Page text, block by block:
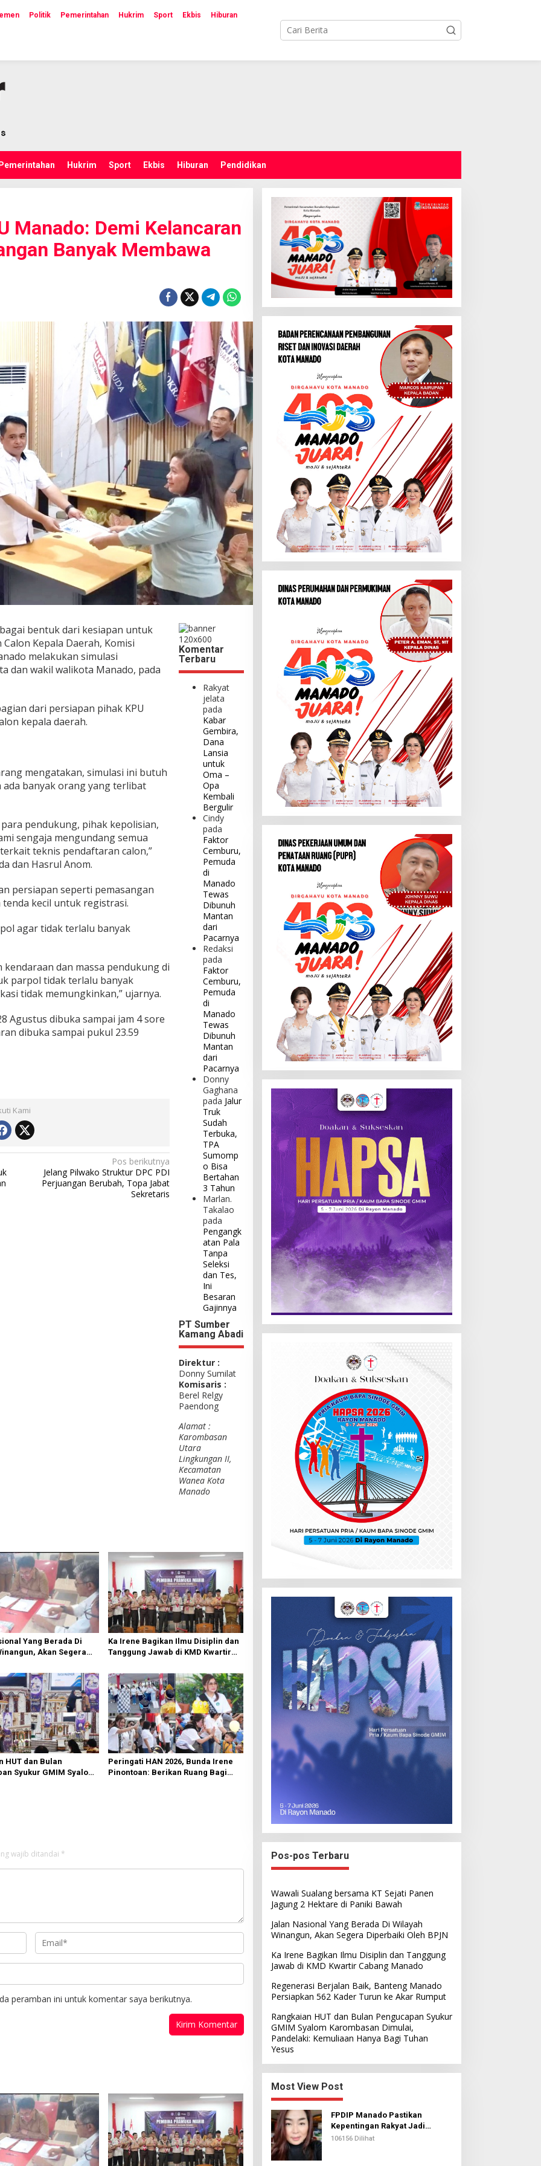
Politik Pemerintahan Hukrim Sport Ekbis Hiburan
Pemerintahan Hukrim Sport Ekbis Hiburan Pendidikan
Manado: Demi Kelancaran
Banyak Membawa
bentuk dari kesiapan untuk
Kepala Daerah, Komisi
melakukan simulasi
dan wakil walikota Manado, pada
dari persiapan pihak KPU
kepala daerah.
mengatakan, simulasi ini butuh
banyak orang yang terlibat
pendukung, pihak kepolisian,
sengaja mengundang semua
teknis pendaftaran calon,”
dan Hasrul Anom.
persiapan seperti pemasangan
kecil untuk registrasi.
agar tidak terlalu banyak
dan massa pendukung di
parpol tidak terlalu banyak
tidak memungkinkan,” ujarnya.
Agustus dibuka sampai jam 4 sore
dibuka sampai pukul 23.59
Kami
Pos berikutnya
Jelang Pilwako Struktur DPC PDI
Perjuangan Berubah, Topa Jabat
Sekretaris
Komentar
Terbaru
Rakyat
jelata
pada
Kabar
Gembira,
Dana
Lansia
untuk
Oma –
Opa
Kembali
Bergulir
Cindy
pada
Faktor
Cemburu,
Pemuda
di
Manado
Tewas
Dibunuh
Mantan
dari
Pacarnya
Redaksi
pada
Faktor
Cemburu,
Pemuda
di
Manado
Tewas
Dibunuh
Mantan
dari
Pacarnya
Donny
Gaghana
pada Jalur
Truk
Sudah
Terbuka,
TPA
Sumomp
o Bisa
Bertahan
3 Tahun
Marlan.
Takalao
pada
Pengangk
atan Pala
Tanpa
Seleksi
dan Tes,
Ini
Besaran
Gajinnya
PT Sumber
Kamang Abadi
Direktur :
Donny Sumilat
Komisaris :
Berel Relgy
Paendong
Alamat :
Karombasan
Utara
Lingkungan II,
Kecamatan
Wanea Kota
Manado
Yang Berada Di
Akan Segera
Ka Irene Bagikan Ilmu Disiplin dan
Tanggung Jawab di KMD Kwartir
HUT dan Bulan
Syukur GMIM Syalom
Peringati HAN 2026, Bunda Irene
Pinontoan: Berikan Ruang Bagi
wajib ditandai *
peramban ini untuk komentar saya berikutnya.
Pos-pos Terbaru
Wawali Sualang bersama KT Sejati Panen
Jagung 2 Hektare di Paniki Bawah
Jalan Nasional Yang Berada Di Wilayah
Winangun, Akan Segera Diperbaiki Oleh BPJN
Ka Irene Bagikan Ilmu Disiplin dan Tanggung
Jawab di KMD Kwartir Cabang Manado
Regenerasi Berjalan Baik, Banteng Manado
Persiapkan 562 Kader Turun ke Akar Rumput
Rangkaian HUT dan Bulan Pengucapan Syukur
GMIM Syalom Karombasan Dimulai,
Pandelaki: Kemuliaan Hanya Bagi Tuhan
Yesus
Most View Post
FPDIP Manado Pastikan
Kepentingan Rakyat Jadi
Prioritas Dalam Perjuangan
106156 Dilihat